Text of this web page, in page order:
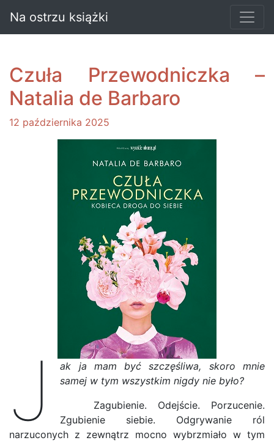
Na ostrzu książki
Czuła Przewodniczka –
Natalia de Barbaro
12 października 2025
J
ak ja mam być szczęśliwa, skoro mnie
samej w tym wszystkim nigdy nie było?
Zagubienie. Odejście. Porzucenie.
Zgubienie siebie. Odgrywanie ról
narzuconych z zewnątrz mocno wybrzmiało w tym